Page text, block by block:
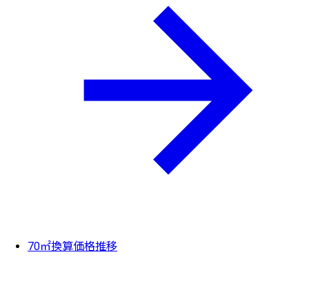
70㎡換算価格推移